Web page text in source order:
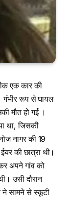
एक कार की
गंभीर रूप से घायल
मौत हो गई ।
था, जिसकी
नागर की 19
की छात्रा थी।
अपने गांव को
उसी दौरान
ने सामने से स्कूटी